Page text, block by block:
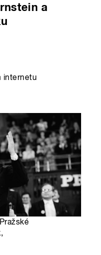
a
internetu